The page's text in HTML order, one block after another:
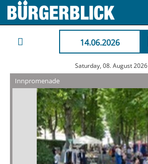
14.06.2026
Saturday, 08. August 2026
Innpromenade